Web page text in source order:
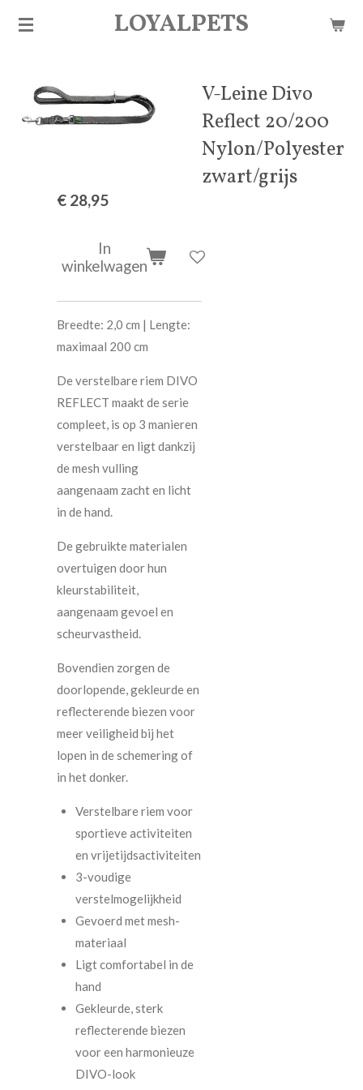
Ga
hoofdinhoud
LOYALPETS
V-Leine Divo
Reflect 20/200
Nylon/Polyester
zwart/grijs
€ 28,95
In
winkelwagen
Breedte: 2,0 cm | Lengte:
maximaal 200 cm
De verstelbare riem DIVO
REFLECT maakt de serie
compleet, is op 3 manieren
verstelbaar en ligt dankzij
de mesh vulling
aangenaam zacht en licht
in de hand.
De gebruikte materialen
overtuigen door hun
kleurstabiliteit,
aangenaam gevoel en
scheurvastheid.
Bovendien zorgen de
doorlopende, gekleurde en
reflecterende biezen voor
meer veiligheid bij het
lopen in de schemering of
in het donker.
Verstelbare riem voor
sportieve activiteiten
en vrijetijdsactiviteiten
3-voudige
verstelmogelijkheid
Gevoerd met mesh-
materiaal
Ligt comfortabel in de
hand
Gekleurde, sterk
reflecterende biezen
voor een harmonieuze
DIVO-look